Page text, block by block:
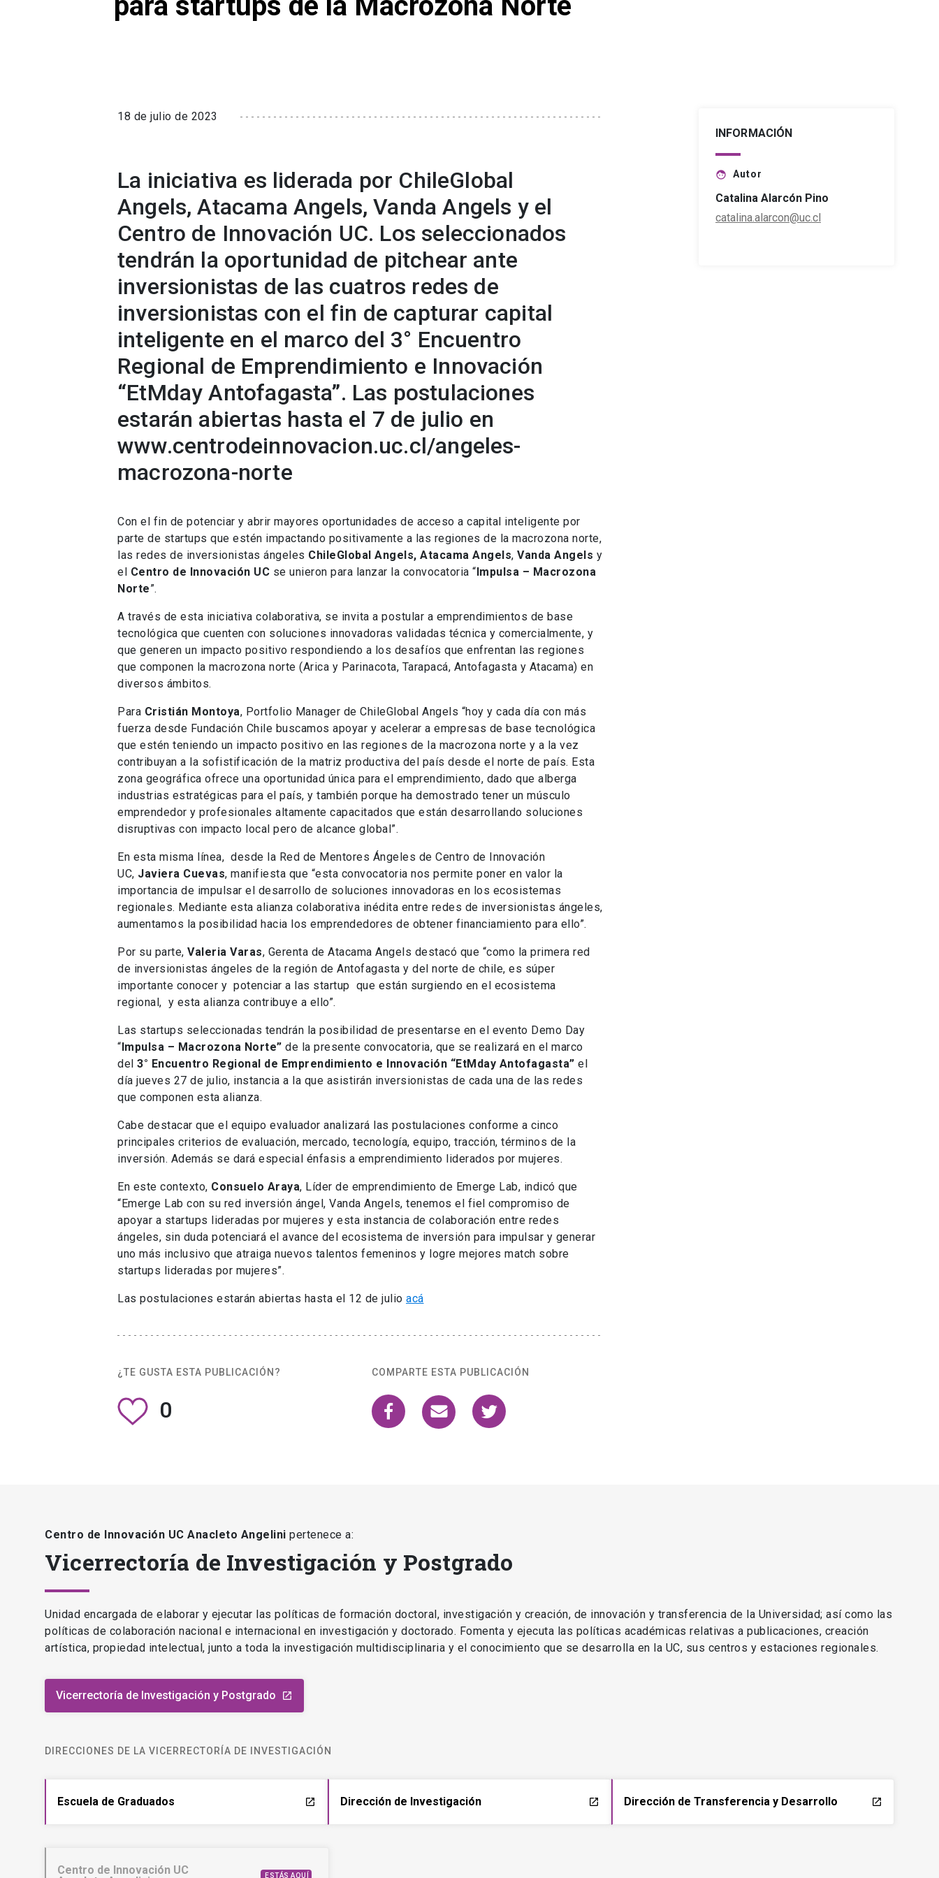
18 de julio de 2023
La iniciativa es liderada por ChileGlobal
Angels, Atacama Angels, Vanda Angels y el
Centro de Innovación UC. Los seleccionados
tendrán la oportunidad de pitchear ante
inversionistas de las cuatros redes de
inversionistas con el fin de capturar capital
inteligente en el marco del 3° Encuentro
Regional de Emprendimiento e Innovación
“EtMday Antofagasta”. Las postulaciones
estarán abiertas hasta el 7 de julio en
www.centrodeinnovacion.uc.cl/angeles-
macrozona-norte
Con el fin de potenciar y abrir mayores oportunidades de acceso a capital inteligente por
parte de startups que estén impactando positivamente a las regiones de la macrozona norte,
las redes de inversionistas ángeles ChileGlobal Angels, Atacama Angels, Vanda Angels y
el Centro de Innovación UC se unieron para lanzar la convocatoria “Impulsa – Macrozona
Norte”.
A través de esta iniciativa colaborativa, se invita a postular a emprendimientos de base
tecnológica que cuenten con soluciones innovadoras validadas técnica y comercialmente, y
que generen un impacto positivo respondiendo a los desafíos que enfrentan las regiones
que componen la macrozona norte (Arica y Parinacota, Tarapacá, Antofagasta y Atacama) en
diversos ámbitos.
Para Cristián Montoya, Portfolio Manager de ChileGlobal Angels “hoy y cada día con más
fuerza desde Fundación Chile buscamos apoyar y acelerar a empresas de base tecnológica
que estén teniendo un impacto positivo en las regiones de la macrozona norte y a la vez
contribuyan a la sofistificación de la matriz productiva del país desde el norte de país. Esta
zona geográfica ofrece una oportunidad única para el emprendimiento, dado que alberga
industrias estratégicas para el país, y también porque ha demostrado tener un músculo
emprendedor y profesionales altamente capacitados que están desarrollando soluciones
disruptivas con impacto local pero de alcance global”.
En esta misma línea, desde la Red de Mentores Ángeles de Centro de Innovación
UC, Javiera Cuevas, manifiesta que “esta convocatoria nos permite poner en valor la
importancia de impulsar el desarrollo de soluciones innovadoras en los ecosistemas
regionales. Mediante esta alianza colaborativa inédita entre redes de inversionistas ángeles,
aumentamos la posibilidad hacia los emprendedores de obtener financiamiento para ello”.
Por su parte, Valeria Varas, Gerenta de Atacama Angels destacó que “como la primera red
de inversionistas ángeles de la región de Antofagasta y del norte de chile, es súper
importante conocer y potenciar a las startup que están surgiendo en el ecosistema
regional, y esta alianza contribuye a ello”.
Las startups seleccionadas tendrán la posibilidad de presentarse en el evento Demo Day
“Impulsa – Macrozona Norte” de la presente convocatoria, que se realizará en el marco
del 3° Encuentro Regional de Emprendimiento e Innovación “EtMday Antofagasta” el
día jueves 27 de julio, instancia a la que asistirán inversionistas de cada una de las redes
que componen esta alianza.
Cabe destacar que el equipo evaluador analizará las postulaciones conforme a cinco
principales criterios de evaluación, mercado, tecnología, equipo, tracción, términos de la
inversión. Además se dará especial énfasis a emprendimiento liderados por mujeres.
En este contexto, Consuelo Araya, Líder de emprendimiento de Emerge Lab, indicó que
“Emerge Lab con su red inversión ángel, Vanda Angels, tenemos el fiel compromiso de
apoyar a startups lideradas por mujeres y esta instancia de colaboración entre redes
ángeles, sin duda potenciará el avance del ecosistema de inversión para impulsar y generar
uno más inclusivo que atraiga nuevos talentos femeninos y logre mejores match sobre
startups lideradas por mujeres”.
Las postulaciones estarán abiertas hasta el 12 de julio acá
¿TE GUSTA ESTA PUBLICACIÓN?
0
COMPARTE ESTA PUBLICACIÓN
INFORMACIÓN
face Autor
Catalina Alarcón Pino
catalina.alarcon@uc.cl
Centro de Innovación UC Anacleto Angelini pertenece a:
Vicerrectoría de Investigación y Postgrado
Unidad encargada de elaborar y ejecutar las políticas de formación doctoral, investigación y creación, de innovación y transferencia de la Universidad; así como las
políticas de colaboración nacional e internacional en investigación y doctorado. Fomenta y ejecuta las políticas académicas relativas a publicaciones, creación
artística, propiedad intelectual, junto a toda la investigación multidisciplinaria y el conocimiento que se desarrolla en la UC, sus centros y estaciones regionales.
Vicerrectoría de Investigación y Postgrado launch
DIRECCIONES DE LA VICERRECTORÍA DE INVESTIGACIÓN
Escuela de Graduados launch Dirección de Investigación launch Dirección de Transferencia y Desarrollo launch
Centro de Innovación UC
ESTÁS AQUÍ